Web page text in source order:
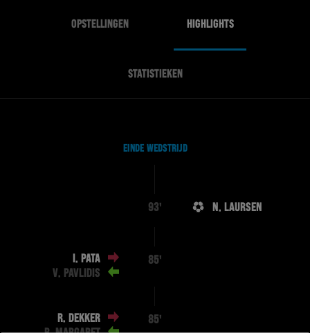
OPSTELLINGEN HIGHLIGHTS
STATISTIEKEN
EINDE WEDSTRIJD
93' N. LAURSEN
I. PATA
V. PAVLIDIS
85'
R. DEKKER
85'